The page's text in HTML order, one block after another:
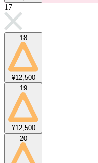
17
18
¥12,500
19
¥12,500
20